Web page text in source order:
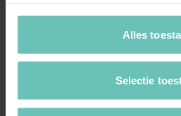
Alles
Selectie
Banning Cassatie:
(ECLI:NL:HR:2023:1571, 17